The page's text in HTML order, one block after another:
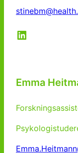
LinkedIn
Emma